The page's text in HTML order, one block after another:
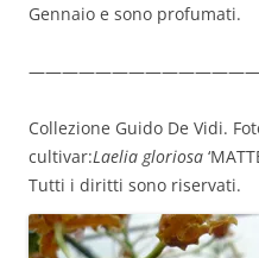
Gennaio e sono profumati.
Collezione Guido De Vidi.
cultivar:Laelia gloriosa
Tutti i diritti sono riservati.